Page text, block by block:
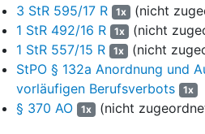
I.
3
Die Sachrüge führt zur
angegriffenen Urteils.
4
1. Der Schuldspruch im Fall 8
Nachteil des Zeugen S. ) hält
3 StR 595/17 R 1x (nicht
1 StR 492/16 R
1x (nicht
1 StR 557/15 R
1x (nicht
StPO § 132a Anordnung und
vorläufigen Berufsverbots
1x
§ 370 AO 1x (nicht